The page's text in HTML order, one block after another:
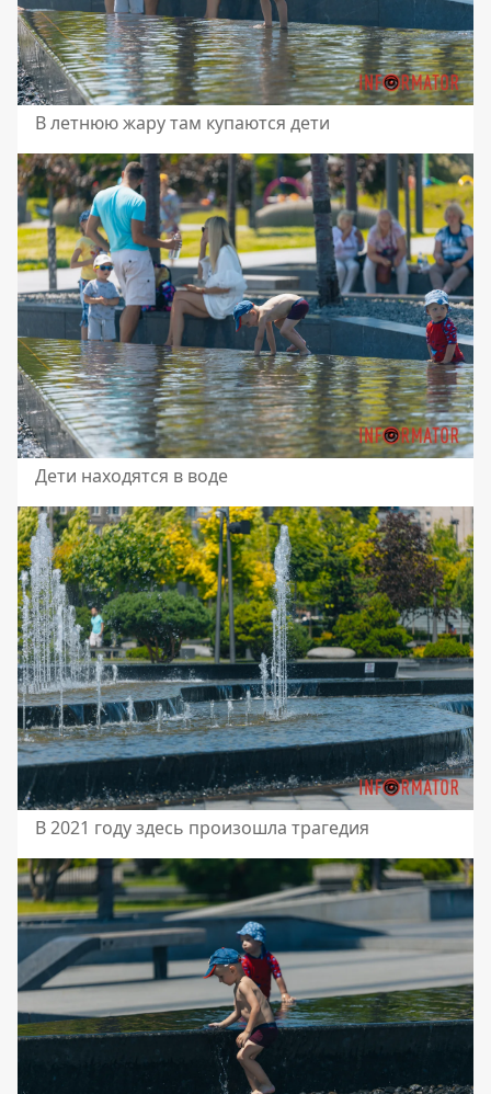
В летнюю жару там купаются дети
Дети находятся в воде
В 2021 году здесь произошла трагедия